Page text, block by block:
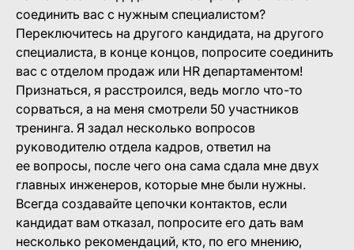
соединить вас с нужным специалистом?
Переключитесь на другого кандидата, на другого
специалиста, в конце концов, попросите соединить
вас с отделом продаж или HR департаментом!
Признаться, я расстроился, ведь могло что-то
сорваться, а на меня смотрели 50 участников
тренинга. Я задал несколько вопросов
руководителю отдела кадров, ответил на
ее вопросы, после чего она сама сдала мне двух
главных инженеров, которые мне были нужны.
Всегда создавайте цепочки контактов, если
кандидат вам отказал, попросите его дать вам
несколько рекомендаций, кто, по его мнению,